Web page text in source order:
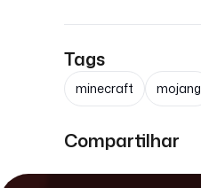
Tags
minecraft mojang
Compartilhar